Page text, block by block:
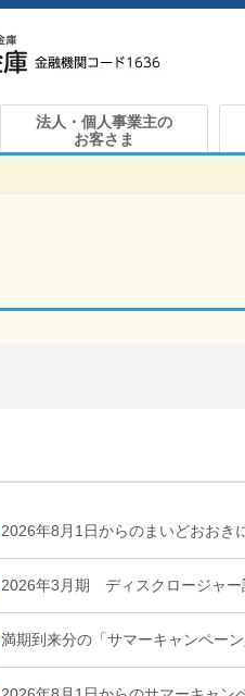
法人・個人事業主の
お客さま
2026年8月1日からのまいどおおき
2026年3月期 ディスクロージャー
満期到来分の「サマーキャンペー